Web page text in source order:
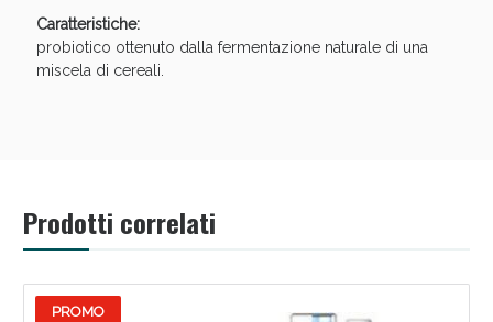
Caratteristiche:
probiotico ottenuto dalla fermentazione naturale di una
miscela di cereali.
Prodotti correlati
PROMO